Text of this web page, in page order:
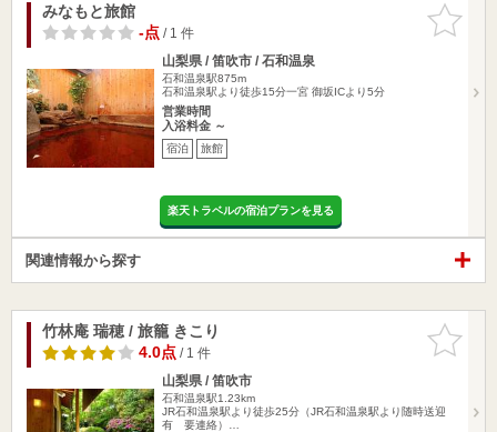
お気に入
りに追加
みなもと旅館
-点/ 1 件
山梨県 / 笛吹市 / 石和温泉
石和温泉駅875m
石和温泉駅より徒歩15分一宮 御坂ICより5分
営業時間
入浴料金 ～
宿泊 旅館
楽天トラベルの宿泊プランを見る
関連情報から探す
お気に入
りに追加
竹林庵 瑞穂 / 旅籠 きこり
4.0点/ 1 件
山梨県 / 笛吹市
石和温泉駅1.23km
JR石和温泉駅より徒歩25分（JR石和温泉駅より随時送迎
有 要連絡）…